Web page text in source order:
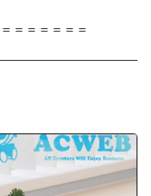
＝＝＝＝＝＝